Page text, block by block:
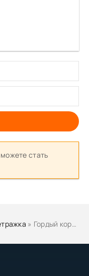
стать
» Гордый кораблик